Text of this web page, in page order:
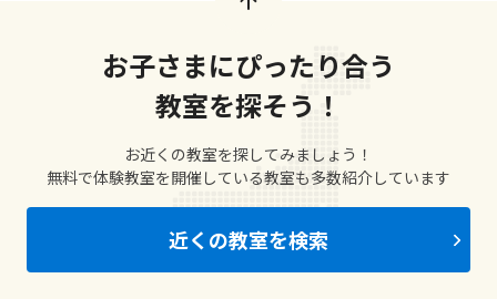
お子さまにぴったり合う
教室を探そう！
お近くの教室を探してみましょう！
無料で体験教室を開催している教室も多数紹介しています
近くの教室を検索